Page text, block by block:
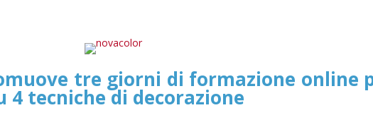
tre giorni di formazione online
4 tecniche di decorazione